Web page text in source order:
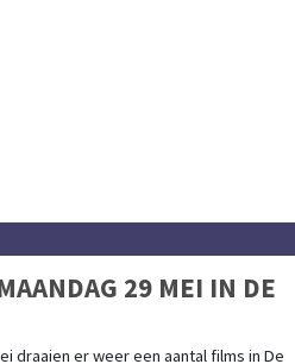
29 MEI IN DE
draaien er weer een aantal films in De